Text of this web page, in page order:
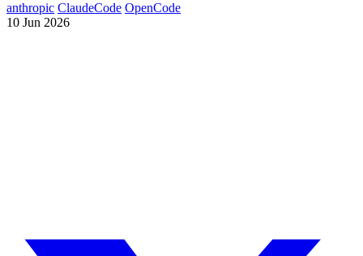
anthropic ClaudeCode OpenCode
10 Jun 2026